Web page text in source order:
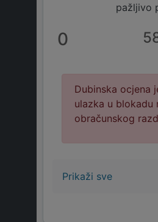
pažljivo
0
Dubinska ocjena
ulazka u blokadu
obračunskog
Prikaži sve